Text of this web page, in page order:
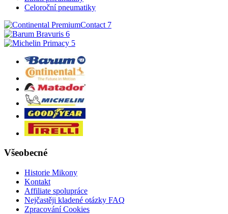
Celoroční pneumatiky
Všeobecné
Historie Mikony
Kontakt
Affiliate spolupráce
Nejčastěji kladené otázky FAQ
Zpracování Cookies